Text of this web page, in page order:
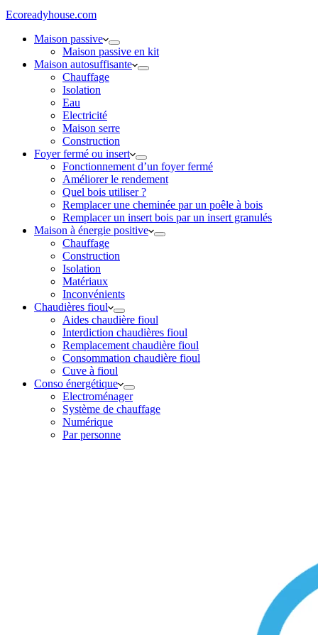
Ecoreadyhouse.com
Maison passive
Maison passive en kit
Maison autosuffisante
Chauffage
Isolation
Eau
Electricité
Maison serre
Construction
Foyer fermé ou insert
Fonctionnement d’un foyer fermé
Améliorer le rendement
Quel bois utiliser ?
Remplacer une cheminée par un poêle à bois
Remplacer un insert bois par un insert granulés
Maison à énergie positive
Chauffage
Construction
Isolation
Matériaux
Inconvénients
Chaudières fioul
Aides chaudière fioul
Interdiction chaudières fioul
Remplacement chaudière fioul
Consommation chaudière fioul
Cuve à fioul
Conso énergétique
Electroménager
Système de chauffage
Numérique
Par personne